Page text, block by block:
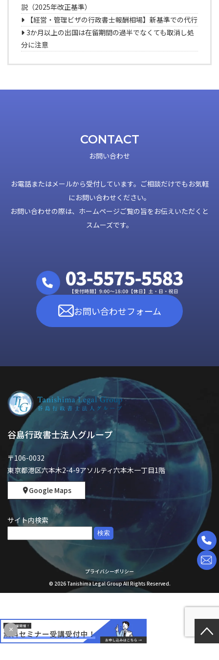
説（2025年改正基準）
【経営・管理ビザの行政書士報酬相場】新基準での代行
3か月以上の出国は在留期間の過半でなくても取消し処
分に注意
CONTACT
お問い合わせ
お電話またはメールから受付しています。ご相談だけでもお気軽
にお問い合わせください。
お問い合わせの際は、ホームページご覧の旨をお伝えいただくと
スムーズです。
お問い合わせフォーム
谷島行政書士法人グループ
〒106-0032
東京都港区六本木2-4-9アソルティ六本木一丁目1階
Google Maps
サイト内検索
プライバシーポリシー
© 2026Tanishima Legal Group All Rights Reserved.
×